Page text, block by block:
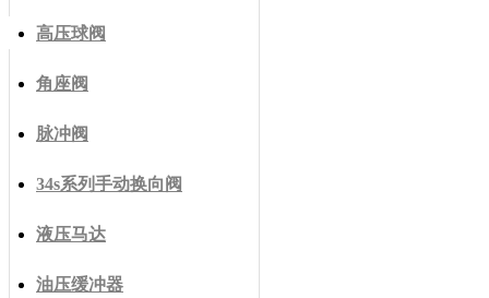
高压球阀
角座阀
脉冲阀
34s系列手动换向阀
液压马达
油压缓冲器